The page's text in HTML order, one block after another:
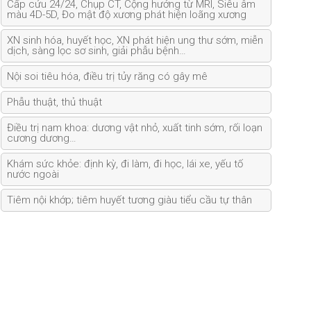
Cấp cứu 24/24, Chụp CT, Cộng hưởng từ MRI, Siêu âm
màu 4D-5D, Đo mật độ xương phát hiện loãng xương
XN sinh hóa, huyết học, XN phát hiện ung thư sớm, miễn
dịch, sàng lọc sơ sinh, giải phẫu bệnh…
Nội soi tiêu hóa, điều trị tủy răng có gây mê
Phẫu thuật, thủ thuật
Điều trị nam khoa: dương vật nhỏ, xuất tinh sớm, rối loạn
cương dương…
Khám sức khỏe: định kỳ, đi làm, đi học, lái xe, yếu tố
nước ngoài
Tiêm nội khớp; tiêm huyết tương giàu tiểu cầu tự thân